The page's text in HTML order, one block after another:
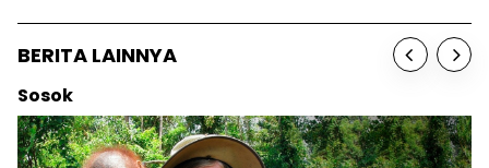
BERITA LAINNYA
Berita